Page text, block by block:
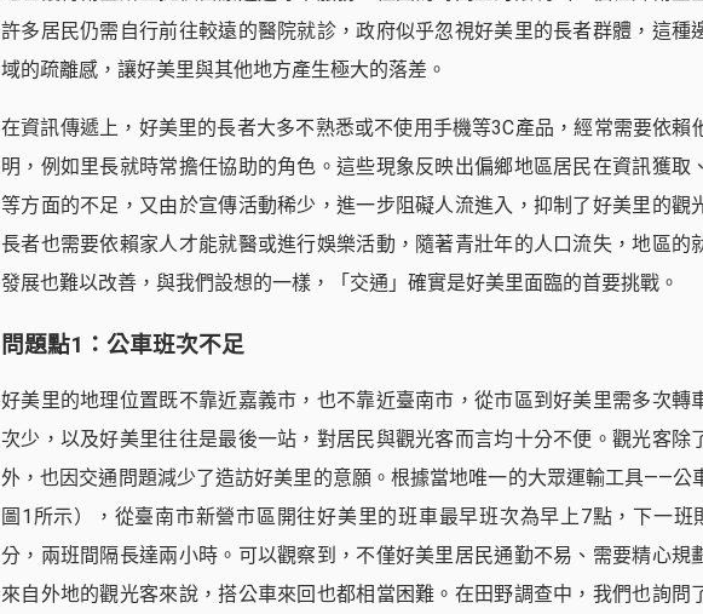
許多居民仍需自行前往較遠的醫院就診，政府似乎忽視好美里的長者群體，這種
域的疏離感，讓好美里與其他地方產生極大的落差。
在資訊傳遞上，好美里的長者大多不熟悉或不使用手機等3C產品，經常需要依賴
明，例如里長就時常擔任協助的角色。這些現象反映出偏鄉地區居民在資訊獲取
等方面的不足，又由於宣傳活動稀少，進一步阻礙人流進入，抑制了好美里的觀
長者也需要依賴家人才能就醫或進行娛樂活動，隨著青壯年的人口流失，地區的
發展也難以改善，與我們設想的一樣，「交通」確實是好美里面臨的首要挑戰。
問題點1：公車班次不足
好美里的地理位置既不靠近嘉義市，也不靠近臺南市，從市區到好美里需多次轉
次少，以及好美里往往是最後一站，對居民與觀光客而言均十分不便。觀光客除
外，也因交通問題減少了造訪好美里的意願。根據當地唯一的大眾運輸工具——公
圖1所示），從臺南市新營市區開往好美里的班車最早班次為早上7點，下一班
分，兩班間隔長達兩小時。可以觀察到，不僅好美里居民通勤不易、需要精心規
來自外地的觀光客來說，搭公車來回也都相當困難。在田野調查中，我們也詢問